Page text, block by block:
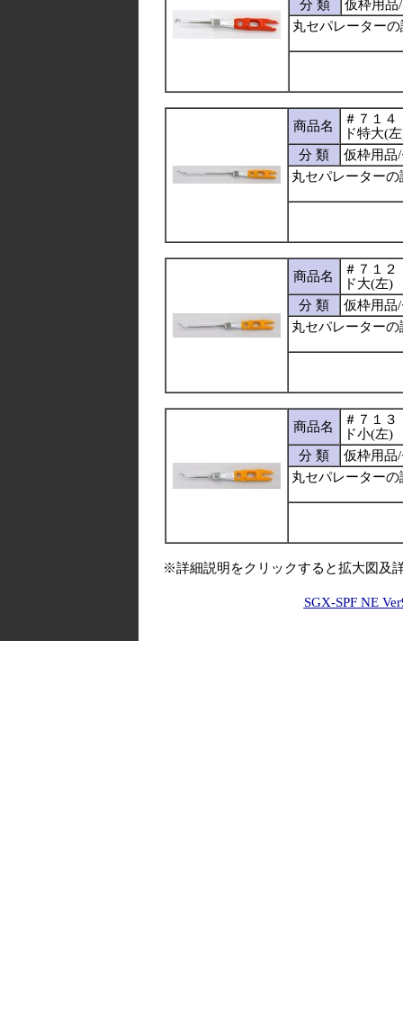
分 類
仮枠用品
丸セパレーター
商品名
＃７１
ド特大(
分 類
仮枠用品
丸セパレーターの
商品名
＃７１
ド大(左)
分 類
仮枠用品
丸セパレーターの
商品名
＃７１
ド小(左)
分 類
仮枠用品
丸セパレーターの
※詳細説明をクリックすると拡大図及
SGX-SPF NE